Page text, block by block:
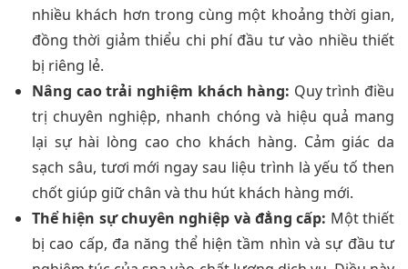
nhiều khách hơn trong cùng một khoảng thời gian,
đồng thời giảm thiểu chi phí đầu tư vào nhiều thiết
bị riêng lẻ.
Nâng cao trải nghiệm khách hàng: Quy trình điều
trị chuyên nghiệp, nhanh chóng và hiệu quả mang
lại sự hài lòng cao cho khách hàng. Cảm giác da
sạch sâu, tươi mới ngay sau liệu trình là yếu tố then
chốt giúp giữ chân và thu hút khách hàng mới.
Thể hiện sự chuyên nghiệp và đẳng cấp: Một thiết
bị cao cấp, đa năng thể hiện tầm nhìn và sự đầu tư